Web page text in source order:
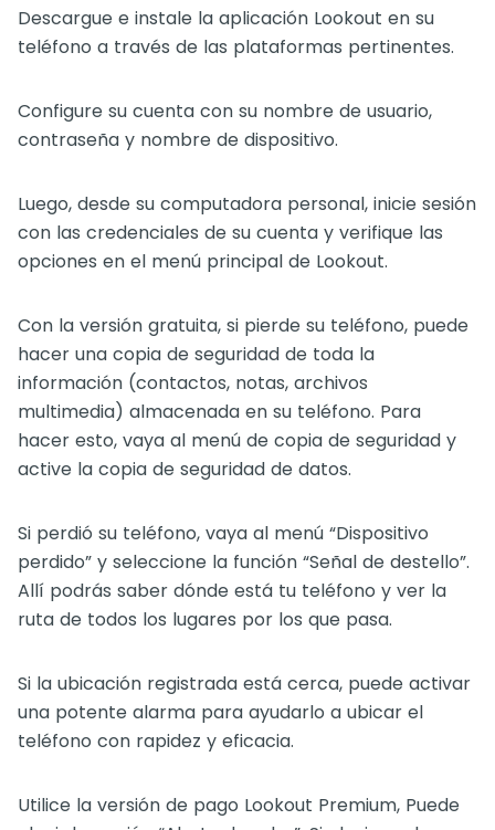
Descargue e instale la aplicación Lookout en su
teléfono a través de las plataformas pertinentes.
Configure su cuenta con su nombre de usuario,
contraseña y nombre de dispositivo.
Luego, desde su computadora personal, inicie sesión
con las credenciales de su cuenta y verifique las
opciones en el menú principal de Lookout.
Con la versión gratuita, si pierde su teléfono, puede
hacer una copia de seguridad de toda la
información (contactos, notas, archivos
multimedia) almacenada en su teléfono. Para
hacer esto, vaya al menú de copia de seguridad y
active la copia de seguridad de datos.
Si perdió su teléfono, vaya al menú “Dispositivo
perdido” y seleccione la función “Señal de destello”.
Allí podrás saber dónde está tu teléfono y ver la
ruta de todos los lugares por los que pasa.
Si la ubicación registrada está cerca, puede activar
una potente alarma para ayudarlo a ubicar el
teléfono con rapidez y eficacia.
Utilice la versión de pago Lookout Premium, Puede